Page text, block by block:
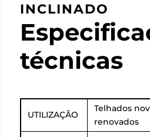
INCLINADO
técnicas
UTILIZAÇÃO
Telhados
renovados